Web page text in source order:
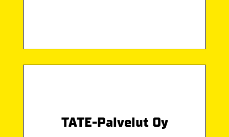
TATE-Palvelut Oy